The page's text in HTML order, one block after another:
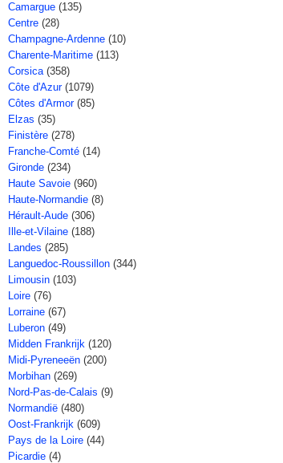
Camargue (135)
Centre (28)
Champagne-Ardenne (10)
Charente-Maritime (113)
Corsica (358)
Côte d'Azur (1079)
Côtes d'Armor (85)
Elzas (35)
Finistère (278)
Franche-Comté (14)
Gironde (234)
Haute Savoie (960)
Haute-Normandie (8)
Hérault-Aude (306)
Ille-et-Vilaine (188)
Landes (285)
Languedoc-Roussillon (344)
Limousin (103)
Loire (76)
Lorraine (67)
Luberon (49)
Midden Frankrijk (120)
Midi-Pyreneeën (200)
Morbihan (269)
Nord-Pas-de-Calais (9)
Normandië (480)
Oost-Frankrijk (609)
Pays de la Loire (44)
Picardie (4)